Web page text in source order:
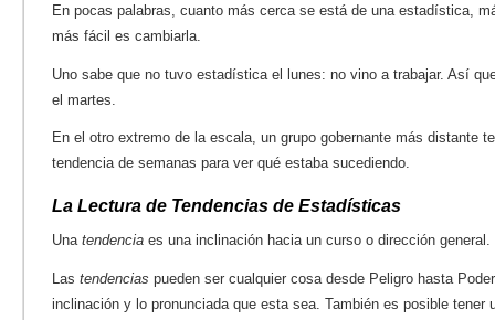
En pocas palabras, cuanto más cerca se está de una estadística,
más fácil es cambiarla.
Uno sabe que no tuvo estadística el lunes: no vino a trabajar. Así
el martes.
En el otro extremo de la escala, un grupo gobernante más distante
tendencia de semanas para ver qué estaba sucediendo.
La Lectura de Tendencias de Estadísticas
Una tendencia es una inclinación hacia un curso o dirección general.
Las tendencias pueden ser cualquier cosa desde Peligro hasta
inclinación y lo pronunciada que esta sea. También es posible tener